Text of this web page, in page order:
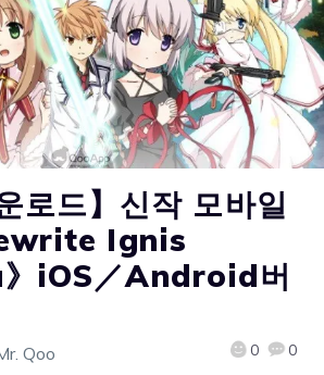
로드】신작 모바일
Ignis
iOS／Android버
Qoo 0 0